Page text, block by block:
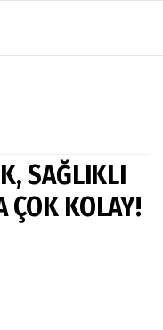
Alanya-
& Antalya
Canlı Uçak
SAĞLIKLI
ÇOK KOLAY!